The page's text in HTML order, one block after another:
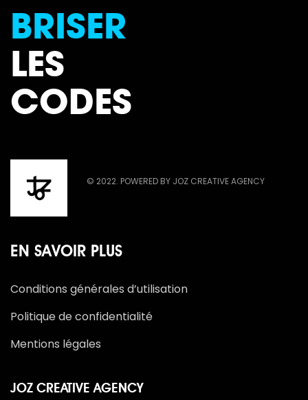
BRISER
LES
CODES
© 2022. POWERED BY JOZ CREATIVE AGENCY
EN SAVOIR PLUS
Conditions générales d’utilisation
Politique de confidentialité
Mentions légales
JOZ CREATIVE AGENCY